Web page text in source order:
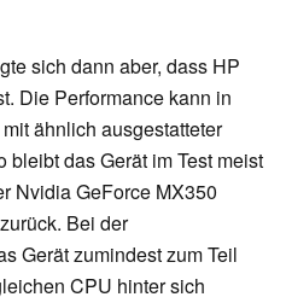
sich dann aber, dass HP
Die Performance kann in
ähnlich ausgestatteter
das Gerät im Test meist
Nvidia GeForce MX350
Bei der
Gerät zumindest zum Teil
CPU hinter sich